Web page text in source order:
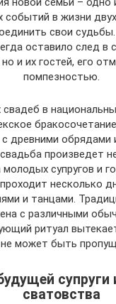
событий в жизни
свои
оставило след в
и их гостей, его
помпезностью.
в
с древними обрядами
произведет
молодых супругов и
несколько
и танцами.
с различными
ритуал
может быть
супруги
сватовства